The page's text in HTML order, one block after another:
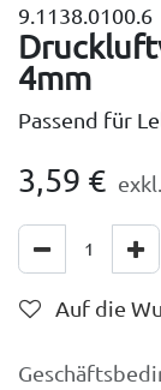
9.1138.0100.6
4mm
Passend für
3,59 €
Auf die